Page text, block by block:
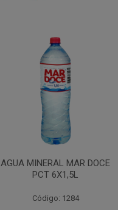
AGUA MINERAL MAR DOCE
PCT 6X1,5L
Código: 1284